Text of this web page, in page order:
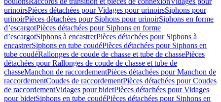
urinoirsPièces détachées pour Vidages pour urinoirsSiphons pour
urinoirPièces détachées pour Siphons pour urinoirSiphons en forme
d’escargotPièces détachées pour Siphons en forme
d’escargotSiphons à encastrerPièces détachées pour Siphons à
encastrerSiphons en tube coudéPièces détachées pour Siphons en
tube coudéRallonges de coude de chasse et tube de chassePièces
détachées pour Rallonges de coude de chasse et tube de
chasseManchon de raccordementPièces détachées pour Manchon de
raccordementCoudes de raccordementPièces détachées pour Coudes
de raccordementVidages pour bidetPièces détachées pour Vidages
pour bidetSiphons en tube coudéPièces détachées pour Siphons en